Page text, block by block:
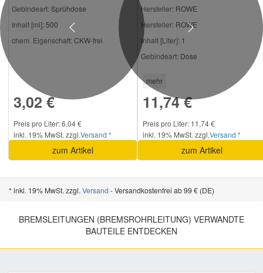
Gebindeart: Sprühdose
Inhalt [ml]: 500
chem. Eigenschaft: CKW-frei
3,02 €
Preis pro Liter: 6,04 €
inkl. 19% MwSt. zzgl.Versand *
zum Artikel
Hersteller: ROWE
Hersteller: ROWE
Inhalt [Liter]: 1
Gebindeart: Dose
mehr
11,74 €
Preis pro Liter: 11,74 €
inkl. 19% MwSt. zzgl.Versand *
zum Artikel
Previous Next
* inkl. 19% MwSt. zzgl. Versand - Versandkostenfrei ab 99 € (DE)
BREMSLEITUNGEN (BREMSROHRLEITUNG) VERWANDTE
BAUTEILE ENTDECKEN